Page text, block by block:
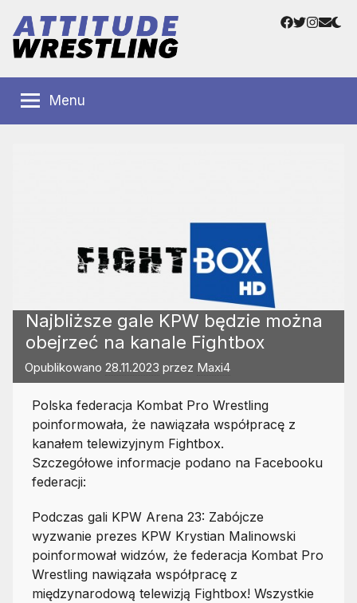
treści
Wrestling
Polska
Wrestlingu
Facebook
Twitter
Menu
Najbliższe gale KPW będzie można
obejrzeć na kanale Fightbox
Opublikowano 28.11.2023 przez Maxi4
Polska federacja Kombat Pro Wrestling
poinformowała, że nawiązała współpracę z
kanałem telewizyjnym Fightbox.
Szczegółowe informacje podano na Facebooku
federacji:
Podczas gali KPW Arena 23: Zabójcze
wyzwanie prezes KPW Krystian Malinowski
poinformował widzów, że federacja Kombat Pro
Wrestling nawiązała współpracę z
międzynarodową telewizją Fightbox! Wszystkie